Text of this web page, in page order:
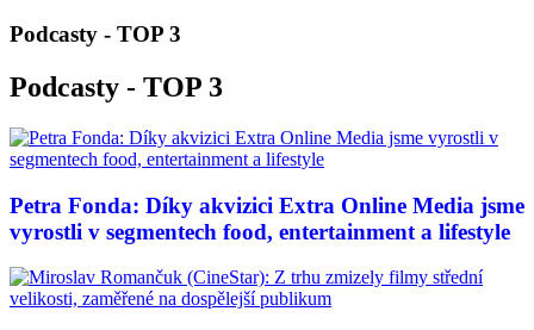
Podcasty - TOP 3
Podcasty - TOP 3
Petra Fonda: Díky akvizici Extra Online Media jsme
vyrostli v segmentech food, entertainment a lifestyle